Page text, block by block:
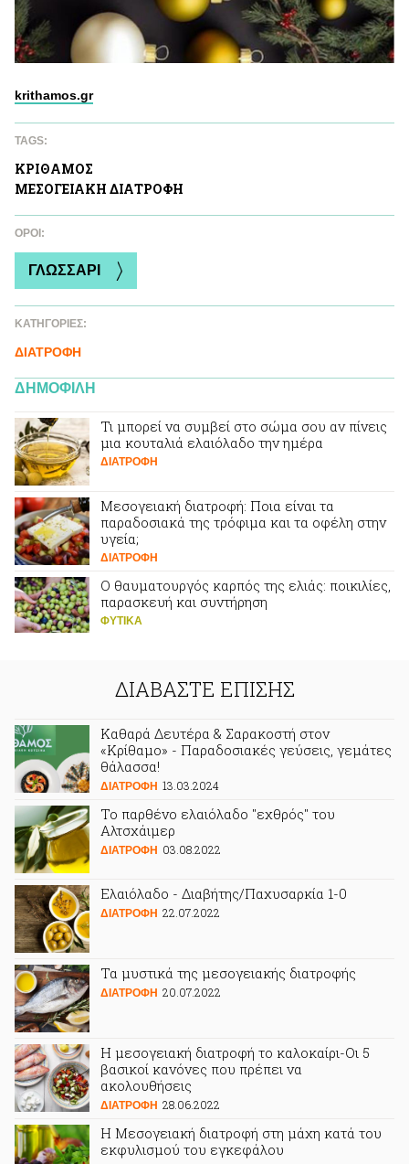
krithamos.gr
TAGS:
ΚΡΙΘΑΜΟΣ
ΜΕΣΟΓΕΙΑΚΗ ΔΙΑΤΡΟΦΗ
ΌΡΟΙ:
ΓΛΩΣΣΑΡΙ
ΚΑΤΗΓΟΡΙΕΣ:
ΔΙΑΤΡΟΦΗ
ΔΗΜΟΦΙΛΗ
Τι μπορεί να συμβεί στο σώμα σου αν πίνεις
μια κουταλιά ελαιόλαδο την ημέρα
ΔΙΑΤΡΟΦΗ
Μεσογειακή διατροφή: Ποια είναι τα
παραδοσιακά της τρόφιμα και τα οφέλη στην
υγεία;
ΔΙΑΤΡΟΦΗ
Ο θαυματουργός καρπός της ελιάς: ποικιλίες,
παρασκευή και συντήρηση
ΦΥΤΙΚA
ΔΙΑΒΑΣΤΕ ΕΠΙΣΗΣ
Καθαρά Δευτέρα & Σαρακοστή στον
«Κρίθαμο» - Παραδοσιακές γεύσεις, γεμάτες
θάλασσα!
ΔΙΑΤΡΟΦΗ 13.03.2024
Το παρθένο ελαιόλαδο "εχθρός" του
Αλτσχάιμερ
ΔΙΑΤΡΟΦΗ 03.08.2022
Ελαιόλαδο - Διαβήτης/Παχυσαρκία 1-0
ΔΙΑΤΡΟΦΗ 22.07.2022
Τα μυστικά της μεσογειακής διατροφής
ΔΙΑΤΡΟΦΗ 20.07.2022
Η μεσογειακή διατροφή το καλοκαίρι-Οι 5
βασικοί κανόνες που πρέπει να
ακολουθήσεις
ΔΙΑΤΡΟΦΗ 28.06.2022
H Μεσογειακή διατροφή στη μάχη κατά του
εκφυλισμού του εγκεφάλου